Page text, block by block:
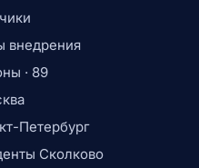
внедрения
· 89
Петербург
Сколково